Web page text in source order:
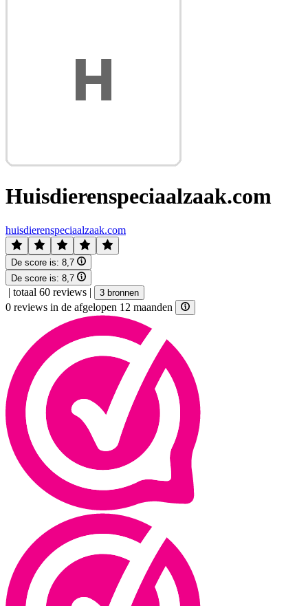
Huisdierenspeciaalzaak.com
huisdierenspeciaalzaak.com
De score is: 8,7
De score is: 8,7
| totaal 60 reviews | 3 bronnen
0 reviews in de afgelopen 12 maanden